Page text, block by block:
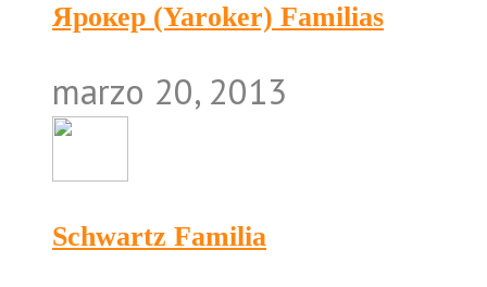
Ярокер (Yaroker) Familias
marzo 20, 2013
Schwartz Familia